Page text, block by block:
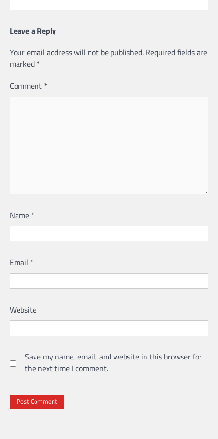
Leave a Reply
Your email address will not be published. Required fields are
marked *
Comment *
Name *
Email *
Website
Save my name, email, and website in this browser for
the next time I comment.